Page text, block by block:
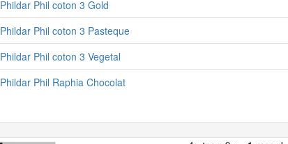
Phildar Phil coton 3 Gold
Phildar Phil coton 3 Pasteque
Phildar Phil coton 3 Vegetal
Phildar Phil Raphia Chocolat